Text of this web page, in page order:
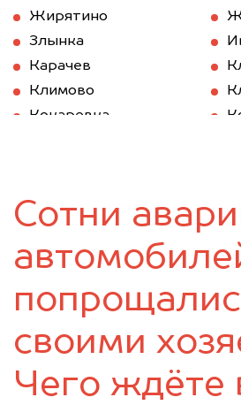
Жирятино
Злынка
Карачев
Климово
Кокаревка
Почеп
Стародуб
Сураж
Унеча
Сотни
своими
Чего ждёте